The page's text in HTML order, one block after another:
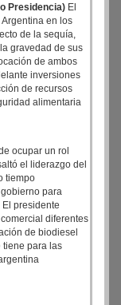
Presidencia) El
en los
de la sequía,
gravedad de sus
de ambos
inversiones
de recursos
alimentaria
ocupar un rol
el liderazgo del
tiempo
para
presidente
diferentes
de biodiesel
tiene para las